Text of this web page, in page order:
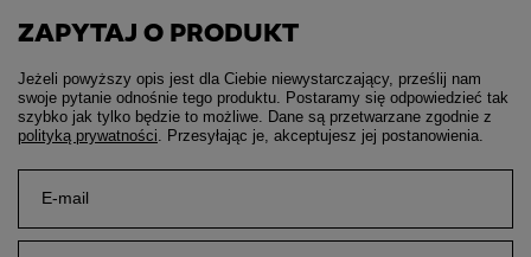
ZAPYTAJ O PRODUKT
Jeżeli powyższy opis jest dla Ciebie niewystarczający, prześlij nam
swoje pytanie odnośnie tego produktu. Postaramy się odpowiedzieć tak
szybko jak tylko będzie to możliwe.
Dane są przetwarzane zgodnie z
polityką prywatności . Przesyłając je, akceptujesz jej postanowienia.
E-mail